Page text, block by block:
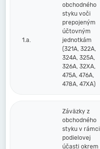
1.a.
obchodného
styku voči
prepojeným
účtovným
jednotkám
(321A, 322A,
324A, 325A,
326A, 32XA,
475A, 476A,
478A, 47XA)
Záväzky z
obchodného
styku v rámci
podielovej
účasti okrem